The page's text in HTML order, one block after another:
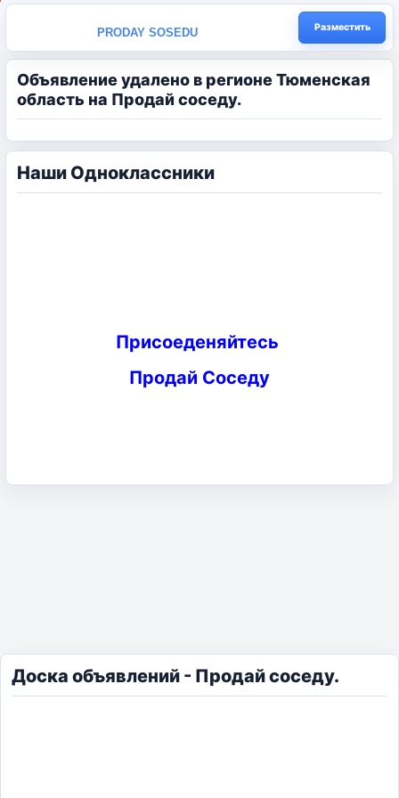
PRODAY SOSEDU Разместить
Объявление удалено в регионе Тюменская
область на Продай соседу.
Наши Одноклассники
Присоеденяйтесь
Продай Соседу
Доска объявлений - Продай соседу.